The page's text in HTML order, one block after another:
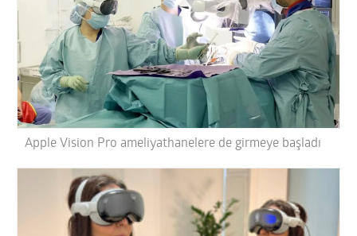
Apple Vision Pro ameliyathanelere de girmeye başladı